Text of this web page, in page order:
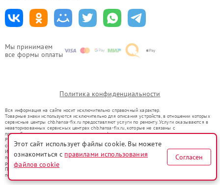
Мы принимаем
все формы оплаты
Политика конфиденциальности
Вся информация на сайте носит исключительно справочный характер.
Товарные знаки используются исключительно для описания устройств, в отношении которых
сервисные центры chb.hansa-fix.ru предоставляют услуги по ремонту. Услуги оказываются в
неавторизованных сервисных центрах chb.hansa-fix.ru, которые не связаны с
правообладателями товарных знаков или их официальными представителями.
Ремонт осуществляется для устройств, уже введенных в гражданский оборот в соответствии
со статьей 1487 ГК РФ.
Использование товарных знаков не преследует цели индивидуализации услуг или введения
потребителей в заблуждение, а служит для информирования о предоставляемых услугах по
ремонту техники указанных брендов.
Представленная на сайте информация не является публичной офертой, определяемой
положениями Статьи 437(2) Гражданского кодекса РФ
Этот сайт использует файлы cookie. Вы можете
ознакомиться с правилами использования
файлов cookie
Согласен